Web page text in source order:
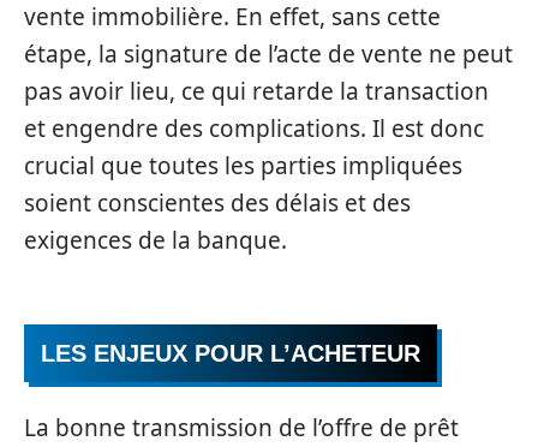
vente immobilière. En effet, sans cette
étape, la signature de l’acte de vente ne peut
pas avoir lieu, ce qui retarde la transaction
et engendre des complications. Il est donc
crucial que toutes les parties impliquées
soient conscientes des délais et des
exigences de la banque.
LES ENJEUX POUR L’ACHETEUR
La bonne transmission de l’offre de prêt